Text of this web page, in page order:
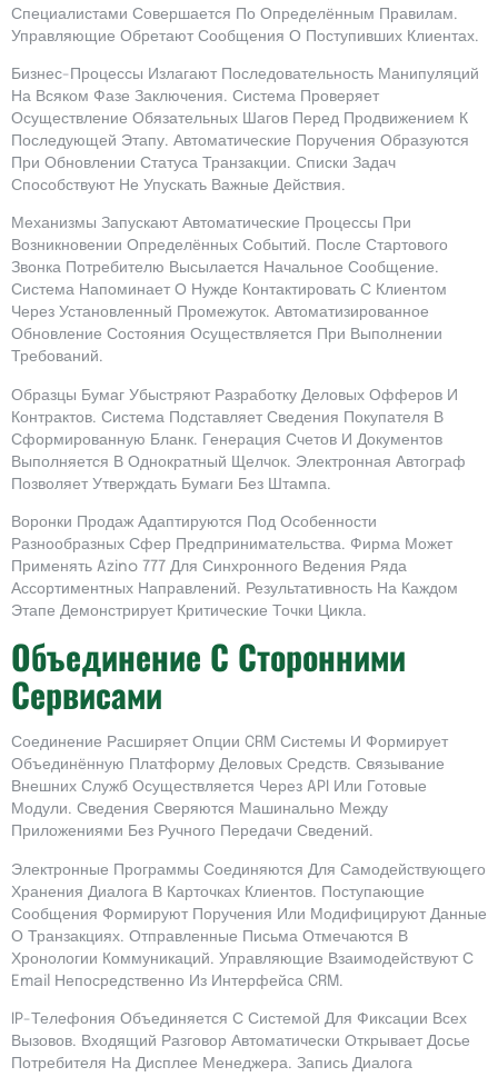
Специалистами Совершается По Определённым Правилам.
Управляющие Обретают Сообщения О Поступивших Клиентах.
Бизнес-Процессы Излагают Последовательность Манипуляций
На Всяком Фазе Заключения. Система Проверяет
Осуществление Обязательных Шагов Перед Продвижением К
Последующей Этапу. Автоматические Поручения Образуются
При Обновлении Статуса Транзакции. Списки Задач
Способствуют Не Упускать Важные Действия.
Механизмы Запускают Автоматические Процессы При
Возникновении Определённых Событий. После Стартового
Звонка Потребителю Высылается Начальное Сообщение.
Система Напоминает О Нужде Контактировать С Клиентом
Через Установленный Промежуток. Автоматизированное
Обновление Состояния Осуществляется При Выполнении
Требований.
Образцы Бумаг Убыстряют Разработку Деловых Офферов И
Контрактов. Система Подставляет Сведения Покупателя В
Сформированную Бланк. Генерация Счетов И Документов
Выполняется В Однократный Щелчок. Электронная Автограф
Позволяет Утверждать Бумаги Без Штампа.
Воронки Продаж Адаптируются Под Особенности
Разнообразных Сфер Предпринимательства. Фирма Может
Применять Azino 777 Для Синхронного Ведения Ряда
Ассортиментных Направлений. Результативность На Каждом
Этапе Демонстрирует Критические Точки Цикла.
Объединение С Сторонними
Сервисами
Соединение Расширяет Опции CRM Системы И Формирует
Объединённую Платформу Деловых Средств. Связывание
Внешних Служб Осуществляется Через API Или Готовые
Модули. Сведения Сверяются Машинально Между
Приложениями Без Ручного Передачи Сведений.
Электронные Программы Соединяются Для Самодействующего
Хранения Диалога В Карточках Клиентов. Поступающие
Сообщения Формируют Поручения Или Модифицируют Данные
О Транзакциях. Отправленные Письма Отмечаются В
Хронологии Коммуникаций. Управляющие Взаимодействуют С
Email Непосредственно Из Интерфейса CRM.
IP-Телефония Объединяется С Системой Для Фиксации Всех
Вызовов. Входящий Разговор Автоматически Открывает Досье
Потребителя На Дисплее Менеджера. Запись Диалога